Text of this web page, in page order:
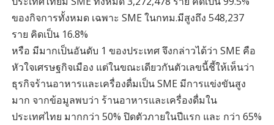
ของกิจการทั้งหมด เฉพาะ SME ในกทม.มีสูงถึง 548,237
ราย คิดเป็น 16.8%
หรือ มีมากเป็นอันดับ 1 ของประเทศ จึงกล่าวได้ว่า SME คือ
หัวใจเศรษฐกิจเมือง แต่ในขณะเดียวกันตัวเลขนี้ชี้ให้เห็นว่า
ธุรกิจร้านอาหารและเครื่องดื่มเป็น SME มีการแข่งขันสูง
มาก จากข้อมูลพบว่า ร้านอาหารและเครื่องดื่มใน
ประเทศไทย มากกว่า 50% ปิดตัวภายในปีแรก และ กว่า 65%